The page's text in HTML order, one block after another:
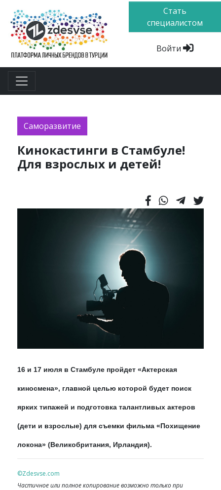
Стать
специалистом
Войти
Саморазвитие
Кинокастинги в Стамбуле!
Для взрослых и детей!
16 и 17 июля в Стамбуле пройдет «Актерская
киносмена», главной целью которой будет поиск
ярких типажей и подготовка талантливых актеров
(дети и взрослые) для съемки фильма «Похищение
локона» (Великобритания, Ирландия).
©Zdesvse.com
Частичное или полное копирование возможно только при